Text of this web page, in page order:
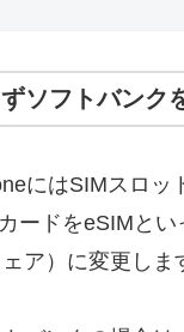
ずソフトバンク
にはSIMスロッ
ードをeSIMと
ェア）に変更しま